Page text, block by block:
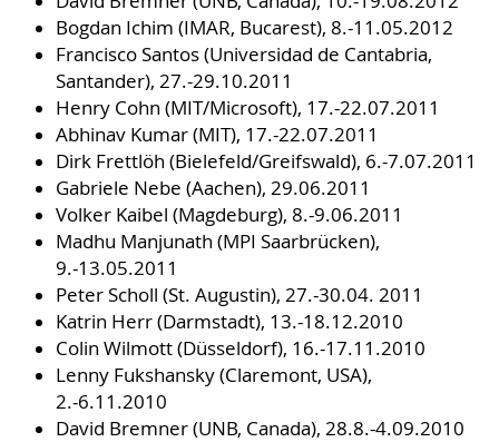
Bogdan Ichim (IMAR, Bucarest), 8.-11.05.2012
Francisco Santos (Universidad de Cantabria,
Santander), 27.-29.10.2011
Henry Cohn (MIT/Microsoft), 17.-22.07.2011
Abhinav Kumar (MIT), 17.-22.07.2011
Dirk Frettlöh (Bielefeld/Greifswald), 6.-7.07.2011
Gabriele Nebe (Aachen), 29.06.2011
Volker Kaibel (Magdeburg), 8.-9.06.2011
Madhu Manjunath (MPI Saarbrücken),
9.-13.05.2011
Peter Scholl (St. Augustin), 27.-30.04. 2011
Katrin Herr (Darmstadt), 13.-18.12.2010
Colin Wilmott (Düsseldorf), 16.-17.11.2010
Lenny Fukshansky (Claremont, USA),
2.-6.11.2010
David Bremner (UNB, Canada), 28.8.-4.09.2010